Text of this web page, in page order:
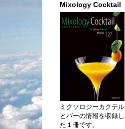
Mixology Cocktail
ミクソロジーカクテル
とバーの情報を収録し
た１冊です。